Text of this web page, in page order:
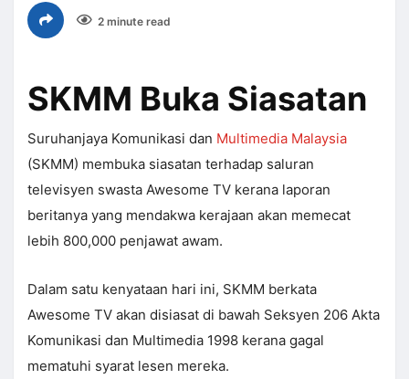
2 minute read
SKMM Buka Siasatan
Suruhanjaya Komunikasi dan Multimedia Malaysia
(SKMM) membuka siasatan terhadap saluran
televisyen swasta Awesome TV kerana laporan
beritanya yang mendakwa kerajaan akan memecat
lebih 800,000 penjawat awam.
Dalam satu kenyataan hari ini, SKMM berkata
Awesome TV akan disiasat di bawah Seksyen 206 Akta
Komunikasi dan Multimedia 1998 kerana gagal
mematuhi syarat lesen mereka.